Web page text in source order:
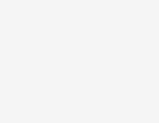
思議的奇妙國度，以及各
大家的想像。關於東海先
。
棲木，能順利達成嗎？
同來尋找。